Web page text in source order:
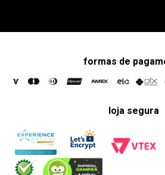
formas de
loja segura